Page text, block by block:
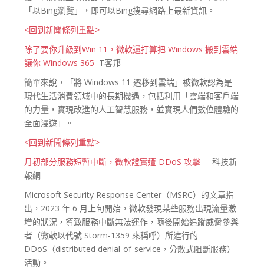
「以Bing瀏覽」，即可以Bing搜尋網路上最新資訊。
<回到新聞條列重點>
除了要你升級到Win 11，微軟還打算把 Windows 搬到雲端
讓你 Windows 365 T客邦
簡單來說，「將 Windows 11 遷移到雲端」被微軟認為是
現代生活消費領域中的長期機遇，包括利用「雲端和客戶端
的力量，實現改進的人工智慧服務，並實現人們數位體驗的
全面漫遊」。
<回到新聞條列重點>
月初部分服務短暫中斷，微軟證實遭 DDoS 攻擊 科技新
報網
Microsoft Security Response Center（MSRC）的文章指
出，2023 年 6 月上旬開始，微軟發現某些服務出現流量激
增的狀況，導致服務中斷無法運作，隨後開始追蹤威脅參與
者（微軟以代號 Storm-1359 來稱呼）所進行的
DDoS（distributed denial-of-service，分散式阻斷服務）
活動。